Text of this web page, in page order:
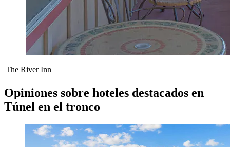
The River Inn
Opiniones sobre hoteles destacados en
Túnel en el tronco